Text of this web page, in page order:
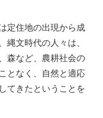
定住地の出現から成
縄文時代の人々は、
森など、農耕社会の
となく、自然と適応
てきたということを